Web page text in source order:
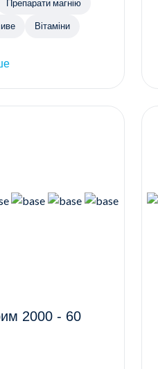
Препарати магнію
Вітаміни
2000 - 60